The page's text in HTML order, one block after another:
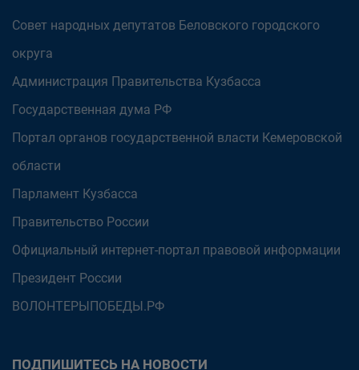
Совет народных депутатов Беловского городского
округа
Администрация Правительства Кузбасса
Государственная дума РФ
Портал органов государственной власти Кемеровской
области
Парламент Кузбасса
Правительство России
Официальный интернет-портал правовой информации
Президент России
ВОЛОНТЕРЫПОБЕДЫ.РФ
ПОДПИШИТЕСЬ НА НОВОСТИ